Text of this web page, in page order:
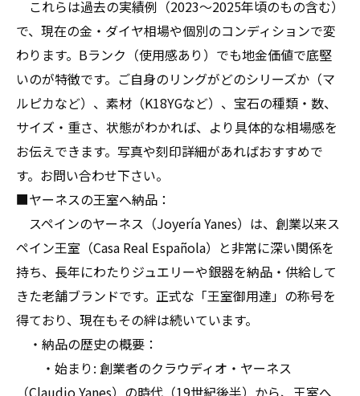
これらは過去の実績例（2023〜2025年頃のもの含む）
で、現在の金・ダイヤ相場や個別のコンディションで変
わります。Bランク（使用感あり）でも地金価値で底堅
いのが特徴です。ご自身のリングがどのシリーズか（マ
ルピカなど）、素材（K18YGなど）、宝石の種類・数、
サイズ・重さ、状態がわかれば、より具体的な相場感を
お伝えできます。写真や刻印詳細があればおすすめで
す。お問い合わせ下さい。
■ヤーネスの王室へ納品：
スペインのヤーネス（Joyería Yanes）は、創業以来ス
ペイン王室（Casa Real Española）と非常に深い関係を
持ち、長年にわたりジュエリーや銀器を納品・供給して
きた老舗ブランドです。正式な「王室御用達」の称号を
得ており、現在もその絆は続いています。
・納品の歴史の概要：
・始まり: 創業者のクラウディオ・ヤーネス
（Claudio Yanes）の時代（19世紀後半）から、王室へ